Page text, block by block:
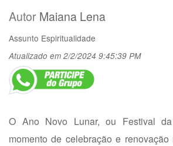
Autor Maiana Lena
Assunto Espiritualidade
Atualizado em 2/2/2024 9:45:39 PM
O Ano Novo Lunar, ou Festival
momento de celebração e